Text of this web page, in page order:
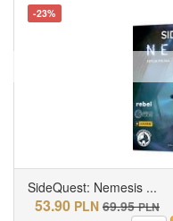
-23%
SideQuest: Nemesis ...
53.90 PLN 69.95 PLN